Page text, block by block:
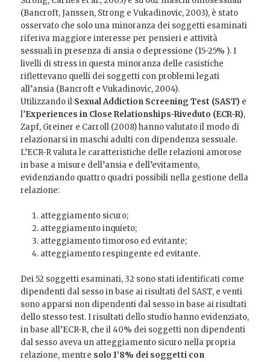
(Bancroft, Janssen, Strong e Vukadinovic, 2003), è stato
osservato che solo una minoranza dei soggetti esaminati
riferiva maggiore interesse per pensieri e attività
sessuali in presenza di ansia o depressione (15-25% ). I
livelli di stress in questa minoranza delle casistiche
riflettevano quelli dei soggetti con problemi legati
all’ansia (Bancroft e Vukadinovic, 2004).
Utilizzando il Sexual Addiction Screening Test (SAST) e
l’Experiences in Close Relationships-Riveduto (ECR-R),
Zapf, Greiner e Carroll (2008) hanno valutato il modo di
relazionarsi in maschi adulti con dipendenza sessuale.
L’ECR-R valuta le caratteristiche delle relazioni amorose
in base a misure dell’ansia e dell’evitamento,
evidenziando quattro quadri possibili nella gestione della
relazione:
atteggiamento sicuro;
atteggiamento inquieto;
atteggiamento timoroso ed evitante;
atteggiamento respingente ed evitante.
Dei 52 soggetti esaminati, 32 sono stati identificati come
dipendenti dal sesso in base ai risultati del SAST, e venti
sono apparsi non dipendenti dal sesso in base ai risultati
dello stesso test. I risultati dello studio hanno evidenziato,
in base all’ECR-R, che il 40% dei soggetti non dipendenti
dal sesso aveva un atteggiamento sicuro nella propria
relazione, mentre solo 1’8% dei soggetti con